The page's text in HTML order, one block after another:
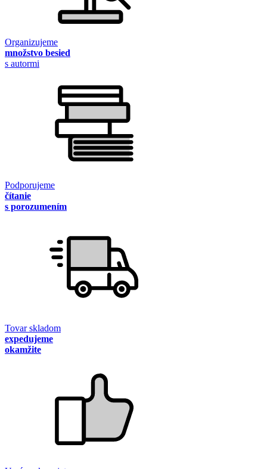
Organizujeme
množstvo besied
s autormi
Podporujeme
čítanie
s porozumením
Tovar skladom
expedujeme
okamžite